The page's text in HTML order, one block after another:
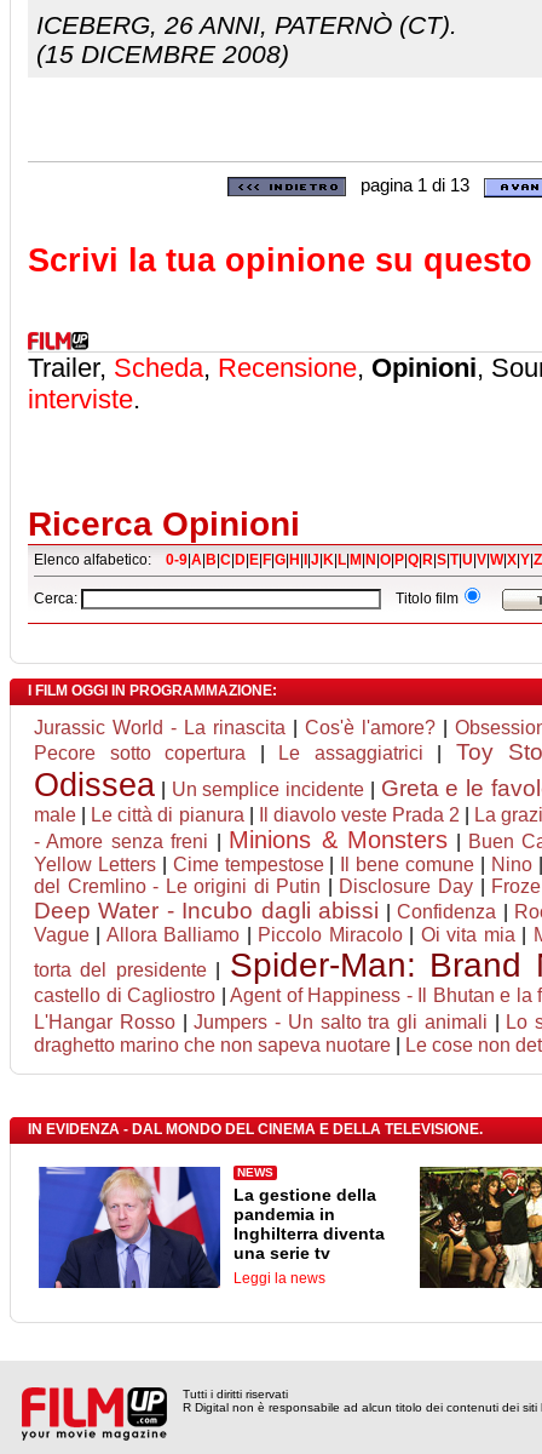
ICEBERG, 26 ANNI, PATERNÒ (CT).
(15 DICEMBRE 2008)
pagina 1 di 13
Scrivi la tua opinione su
Trailer, Scheda, Recensione, Opinioni,
interviste.
Ricerca Opinioni
Elenco alfabetico: 0-9|A|B|C|D|E|F|G|H|I|J|K|L|M|N|O|P|Q|R|S|T|U|V|W|X|Y|Z
Cerca: Titolo film
I FILM OGGI IN PROGRAMMAZIONE:
Jurassic World - La rinascita Cos'è l'amore?
Pecore sotto copertura
Le assaggiatrici Toy
Odissea Un semplice incidente Greta e le
male Le città di pianura Il diavolo veste Prada 2
La
- Amore senza freni
Minions & Monsters
Buen
Yellow Letters| Cime tempestose| Il bene comune Nino
del Cremlino - Le origini di Putin
Disclosure Day
Deep Water - Incubo dagli abissi |Confidenza
Vague
Allora Balliamo Piccolo Miracolo| Oi vita mia
torta del presidente| Spider-Man: Brand
castello di Cagliostro |Agent of Happiness - Il Bhutan e la
L'Hangar Rosso|Jumpers - Un salto tra gli animali
Lo
draghetto marino che non sapeva nuotare
Le cose non
IN EVIDENZA - DAL MONDO DEL CINEMA E DELLA TELEVISIONE.
NEWS
La gestione della
pandemia in
Inghilterra diventa
una serie tv
Leggi la news
Tutti i diritti riservati
R Digital non è responsabile ad alcun titolo dei contenuti dei siti